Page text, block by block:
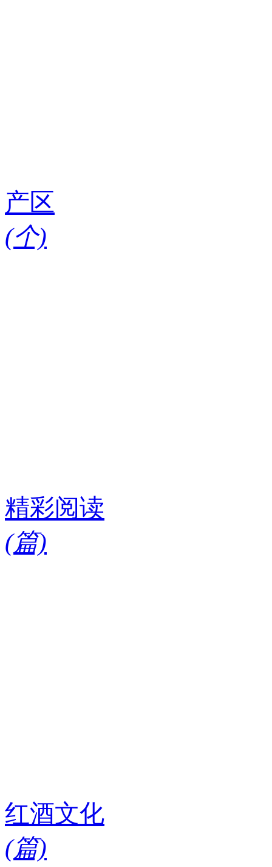
产区
(个)
精彩阅读
(篇)
红酒文化
(篇)